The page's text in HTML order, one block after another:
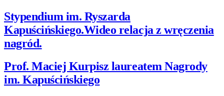
Stypendium im. Ryszarda
Kapuścińskiego.Wideo relacja z wręczenia
nagród.
Prof. Maciej Kurpisz laureatem Nagrody
im. Kapuścińskiego